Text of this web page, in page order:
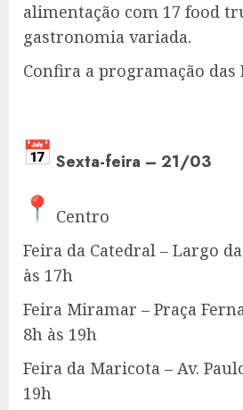
alimentação com 17 food
gastronomia variada.
Confira a programação das
Sexta-feira – 21/03
Centro
Feira da Catedral – Largo
às 17h
Feira Miramar – Praça
8h às 19h
Feira da Maricota – Av.
19h